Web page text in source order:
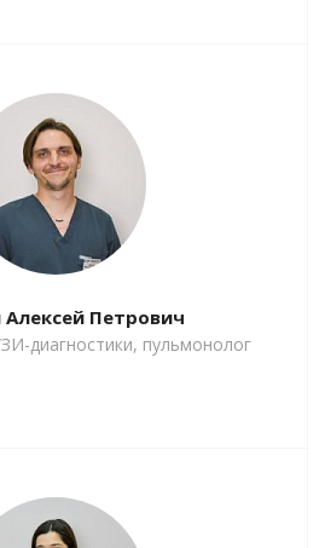
Петрович
диагностики, пульмонолог